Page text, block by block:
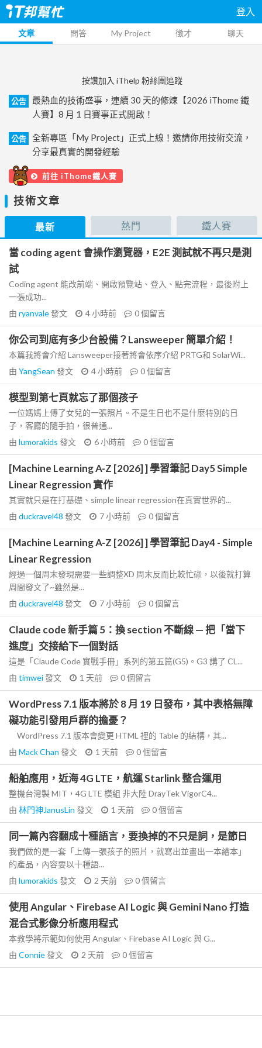
登入
文章 問答 My Project 徵才 聊天
按讚加入 iThelp 粉絲團追蹤
公告
最熱血的技術盛事，連續 30 天的修煉【2026 iThome 鐵
人賽】8 月 1 日賽事正式開啟！
公告
全新專區「My Project」正式上線！邀請你用技術交流，
分享最真實的開發經驗
前往 iThome鐵人賽
技術文章
最新 熱門 鐵人賽
當 coding agent 會操作瀏覽器，E2E 測試就不再只是測
試
Coding agent 能改前端、開啟預覽站、登入、點完流程，最後附上
一張成功...
由 ryanvale發文 4 小時前 0個留言
你公司到底有多少台設備？Lansweeper 簡單介紹！
本篇我將會介紹 Lansweeper接著將會依序介紹 PRTG和 SolarWi...
由 YangSean 發文 4 小時前 0個留言
模型到第七頁就忘了那個孩子
一位媽媽上傳了女兒的一張照片。不是生日也不是什麼特別的日
子，客廳的隨手拍，很普通...
由 lumorakids 發文 6 小時前 0個留言
[Machine Learning A-Z [2026] ] 學習筆記 Day5 Simple
Linear Regression 實作
其實就只是在打基礎、simple linear regression在真實世界的...
由 duckravel48 發文 7 小時前 0個留言
[Machine Learning A-Z [2026] ] 學習筆記 Day4 - Simple
Linear Regression
經過一個周末發現需要一些調整XD 周末反而比較忙碌，以後就打算
周間發文了~雖然是...
由 duckravel48 發文 7 小時前 0個留言
Claude code 新手篇 5：換 section 不斷線 — 把「當下
進度」交接給下一個對話
這是「Claude Code 實戰手冊」系列的第五篇(G5)。G3 講了 CL...
由 timwei發文 1 天前 0個留言
WordPress 7.1 版本將於 8 月 19 日發布，其中表格無障
礙功能引發用戶群的擔憂？
WordPress 7.1 版本會變更 HTML 裡的 Table 的結構，其...
由 Mack Chan 發文 1 天前 0個留言
船舶應用，近海 4G LTE，航運 Starlink 整合運用
整機台灣製 MIT，4G LTE 模組 非大陸 DrayTek VigorC4...
由 林門神JanusLin 發文 1 天前 0個留言
同一篇內容翻成十種語言，要換掉的不只是詞，是節日
我們做的是一套「上傳一張孩子的照片，就寫出並畫出一本繪本」
的產品，內容要以十種語...
由 lumorakids 發文 2 天前 0個留言
使用 Angular、Firebase AI Logic 與 Gemini Nano 打造
混合式影像分析應用程式
本教學將示範如何使用 Angular、Firebase AI Logic 與 G...
由 Connie發文 2 天前 0個留言